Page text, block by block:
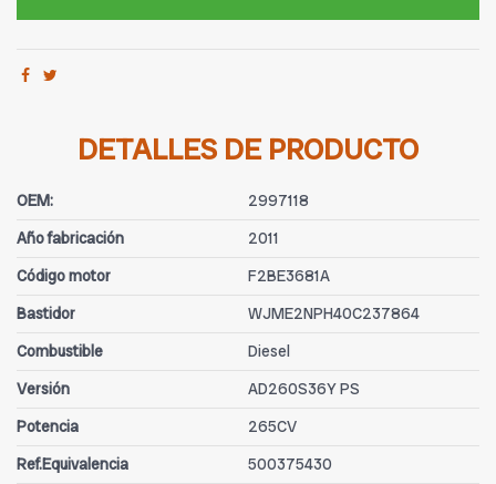
DETALLES DE PRODUCTO
OEM:
2997118
Año fabricación
2011
Código motor
F2BE3681A
Bastidor
WJME2NPH40C237864
Combustible
Diesel
Versión
AD260S36Y PS
Potencia
265CV
Ref.Equivalencia
500375430